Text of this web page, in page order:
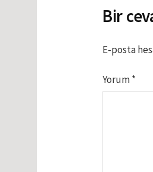
Bir
E-posta
Yorum*